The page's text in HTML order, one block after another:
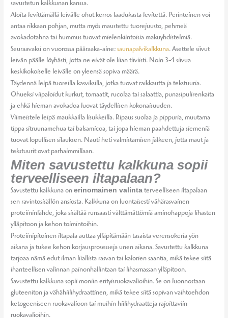
savustetun kalkkunan kanssa.
Aloita levittämällä leivälle ohut kerros laadukasta levitettä. Perinteinen voi
antaa rikkaan pohjan, mutta myös maustettu tuorejuusto, pehmeä
avokadotahna tai hummus tuovat mielenkiintoisia makuyhdistelmiä.
Seuraavaksi on vuorossa pääraaka-aine:saunapalvikalkkuna. Asettele siivut
leivän päälle löyhästi, jotta ne eivät ole liian tiiviisti. Noin 3-4 siivua
keskikokoiselle leivälle on yleensä sopiva määrä.
Täydennä leipä tuoreilla kasviksilla, jotka tuovat raikkautta ja tekstuuria.
Ohueksi viipaloidut kurkut, tomaatit, rucolaa tai salaattia, punasipulirenkaita
ja ehkä hieman avokadoa luovat täydellisen kokonaisuuden.
Viimeistele leipä maukkailla lisukkeilla. Ripaus suolaa ja pippuria, muutama
tippa sitruunamehua tai balsamicoa, tai jopa hieman paahdettuja siemeniä
tuovat lopullisen silauksen. Nauti heti valmistamisen jälkeen, jotta maut ja
tekstuurit ovat parhaimmillaan.
Miten savustettu kalkkuna sopii
terveelliseen iltapalaan?
Savustettu kalkkuna onerinomainen valinta terveelliseen iltapalaan
sen ravintosisällön ansiosta. Kalkkuna on luontaisesti vähärasvainen
proteiininlähde, joka sisältää runsaasti välttämättömiä aminohappoja lihasten
ylläpitoon ja kehon toimintoihin.
Proteiinipitoinen iltapala auttaa ylläpitämään tasaista verensokeria yön
aikana ja tukee kehon korjausprosesseja unen aikana. Savustettu kalkkuna
tarjoaa nämä edut ilman liiallista rasvan tai kalorien saantia, mikä tekee siitä
ihanteellisen valinnan painonhallintaan tai lihasmassan ylläpitoon.
Savustettu kalkkuna sopii moniin erityisruokavalioihin. Se on luonnostaan
gluteeniton ja vähähiilihydraattinen, mikä tekee siitä sopivan vaihtoehdon
ketogeeniseen ruokavalioon tai muihin hiilihydraatteja rajoittaviin
ruokavalioihin.